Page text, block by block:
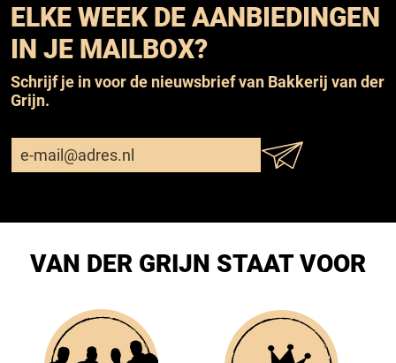
ELKE WEEK DE AANBIEDINGEN
IN JE MAILBOX?
Schrijf je in voor de nieuwsbrief van Bakkerij van der
Grijn.
VAN DER GRIJN STAAT VOOR